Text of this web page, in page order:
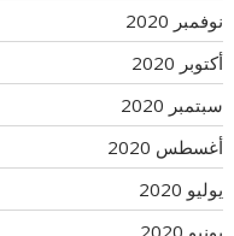
نوفمبر 2020
أكتوبر 2020
سبتمبر 2020
أغسطس 2020
يوليو 2020
يونيو 2020